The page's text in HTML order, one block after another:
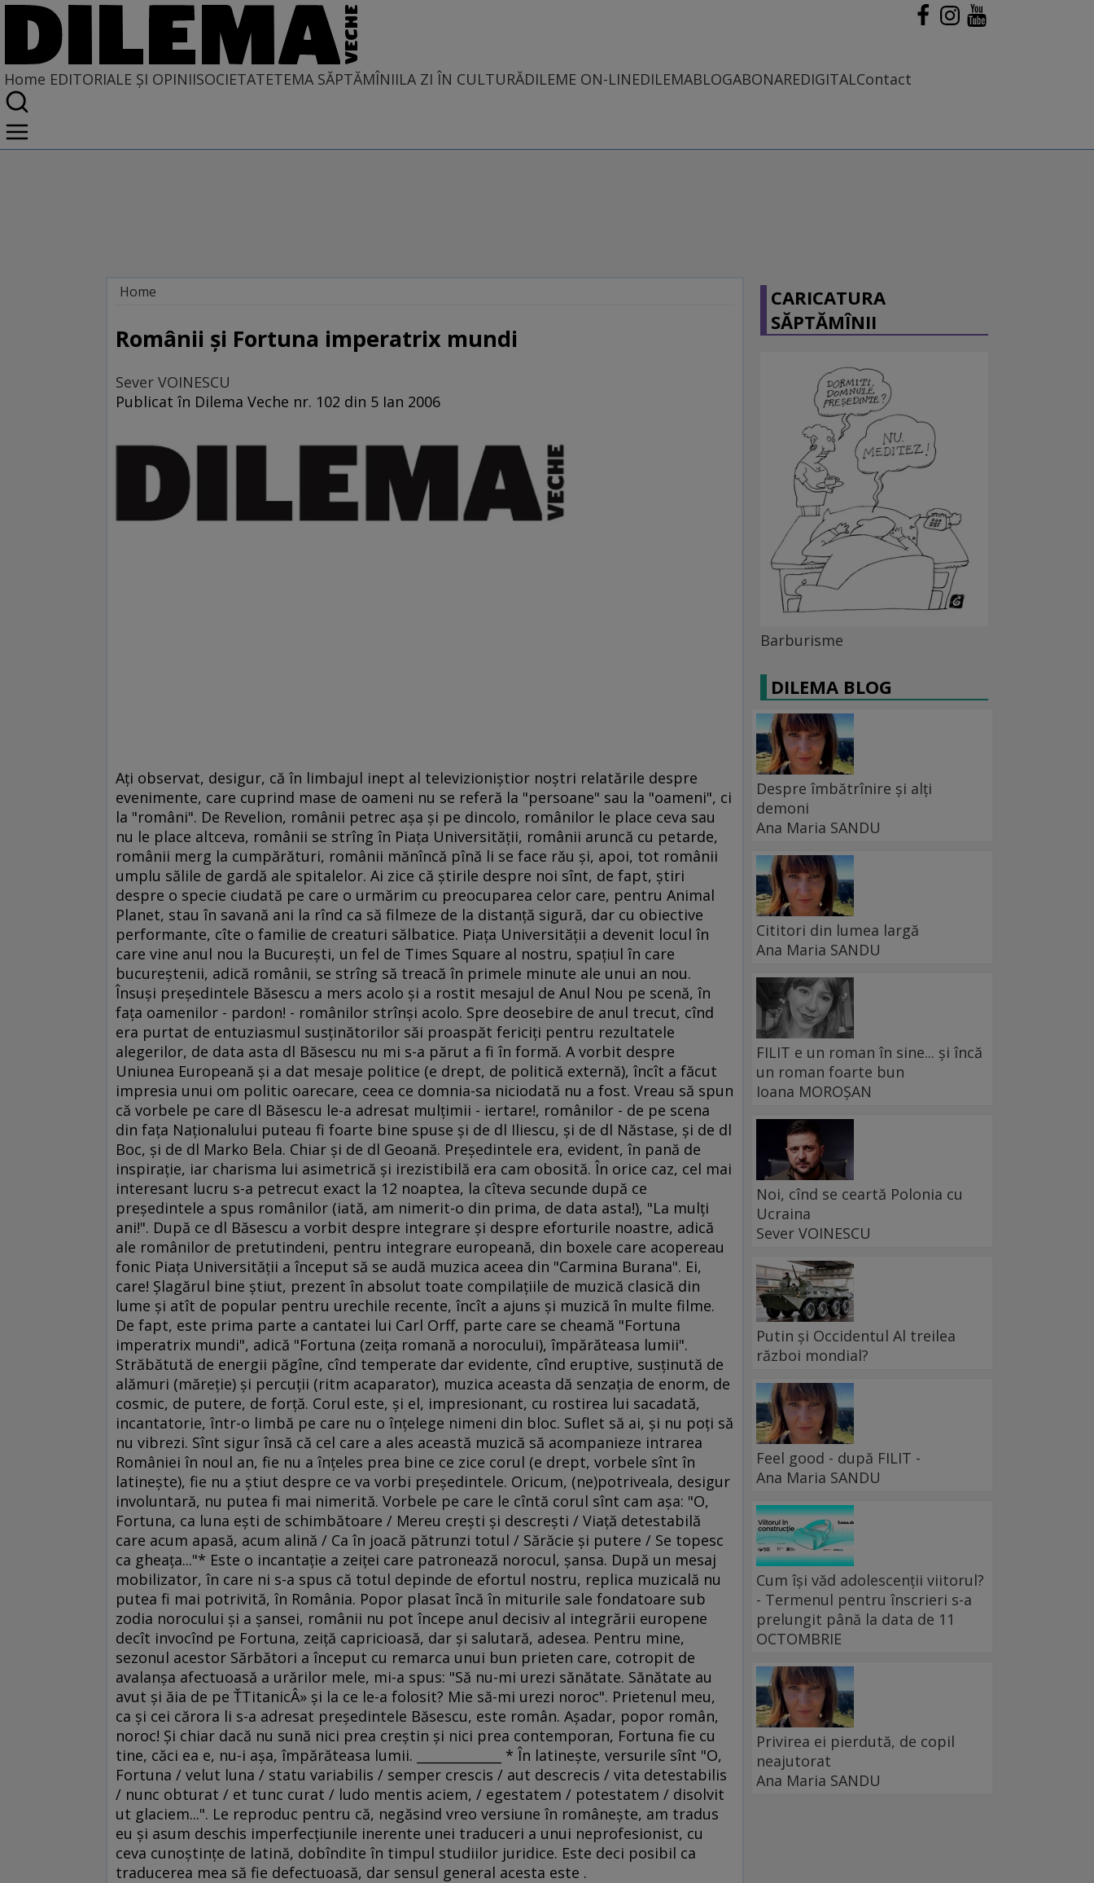
Home EDITORIALE ȘI OPINIISOCIETATETEMA SĂPTĂMÎNIILA ZI ÎN CULTURĂDILEME ON-LINEDILEMABLOGABONAREDIGITALContact
Home
PE CE LUME TRĂIM
Românii şi Fortuna imperatrix mundi
Sever VOINESCU
Publicat în Dilema Veche nr. 102 din 5 Ian 2006
Aţi observat, desigur, că în limbajul inept al televizioniştior noştri relatările despre
evenimente, care cuprind mase de oameni nu se referă la "persoane" sau la "oameni", ci
la "români". De Revelion, românii petrec aşa şi pe dincolo, românilor le place ceva sau
nu le place altceva, românii se strîng în Piaţa Universităţii, românii aruncă cu petarde,
românii merg la cumpărături, românii mănîncă pînă li se face rău şi, apoi, tot românii
umplu sălile de gardă ale spitalelor. Ai zice că ştirile despre noi sînt, de fapt, ştiri
despre o specie ciudată pe care o urmărim cu preocuparea celor care, pentru Animal
Planet, stau în savană ani la rînd ca să filmeze de la distanţă sigură, dar cu obiective
performante, cîte o familie de creaturi sălbatice. Piaţa Universităţii a devenit locul în
care vine anul nou la Bucureşti, un fel de Times Square al nostru, spaţiul în care
bucureştenii, adică românii, se strîng să treacă în primele minute ale unui an nou.
Însuşi preşedintele Băsescu a mers acolo şi a rostit mesajul de Anul Nou pe scenă, în
faţa oamenilor - pardon! - românilor strînşi acolo. Spre deosebire de anul trecut, cînd
era purtat de entuziasmul susţinătorilor săi proaspăt fericiţi pentru rezultatele
alegerilor, de data asta dl Băsescu nu mi s-a părut a fi în formă. A vorbit despre
Uniunea Europeană şi a dat mesaje politice (e drept, de politică externă), încît a făcut
impresia unui om politic oarecare, ceea ce domnia-sa niciodată nu a fost. Vreau să spun
că vorbele pe care dl Băsescu le-a adresat mulţimii - iertare!, românilor - de pe scena
din faţa Naţionalului puteau fi foarte bine spuse şi de dl Iliescu, şi de dl Năstase, şi de dl
Boc, şi de dl Marko Bela. Chiar şi de dl Geoană. Preşedintele era, evident, în pană de
inspiraţie, iar charisma lui asimetrică şi irezistibilă era cam obosită. În orice caz, cel mai
interesant lucru s-a petrecut exact la 12 noaptea, la cîteva secunde după ce
preşedintele a spus românilor (iată, am nimerit-o din prima, de data asta!), "La mulţi
ani!". După ce dl Băsescu a vorbit despre integrare şi despre eforturile noastre, adică
ale românilor de pretutindeni, pentru integrare europeană, din boxele care acopereau
fonic Piaţa Universităţii a început să se audă muzica aceea din "Carmina Burana". Ei,
care! Şlagărul bine ştiut, prezent în absolut toate compilaţiile de muzică clasică din
lume şi atît de popular pentru urechile recente, încît a ajuns şi muzică în multe filme.
De fapt, este prima parte a cantatei lui Carl Orff, parte care se cheamă "Fortuna
imperatrix mundi", adică "Fortuna (zeiţa romană a norocului), împărăteasa lumii".
Străbătută de energii păgîne, cînd temperate dar evidente, cînd eruptive, susţinută de
alămuri (măreţie) şi percuţii (ritm acaparator), muzica aceasta dă senzaţia de enorm, de
cosmic, de putere, de forţă. Corul este, şi el, impresionant, cu rostirea lui sacadată,
incantatorie, într-o limbă pe care nu o înţelege nimeni din bloc. Suflet să ai, şi nu poţi să
nu vibrezi. Sînt sigur însă că cel care a ales această muzică să acompanieze intrarea
României în noul an, fie nu a înţeles prea bine ce zice corul (e drept, vorbele sînt în
latineşte), fie nu a ştiut despre ce va vorbi preşedintele. Oricum, (ne)potriveala, desigur
involuntară, nu putea fi mai nimerită. Vorbele pe care le cîntă corul sînt cam aşa: "O,
Fortuna, ca luna eşti de schimbătoare / Mereu creşti şi descreşti / Viaţă detestabilă
care acum apasă, acum alină / Ca în joacă pătrunzi totul / Sărăcie şi putere / Se topesc
ca gheaţa..."* Este o incantaţie a zeiţei care patronează norocul, şansa. După un mesaj
mobilizator, în care ni s-a spus că totul depinde de efortul nostru, replica muzicală nu
putea fi mai potrivită, în România. Popor plasat încă în miturile sale fondatoare sub
zodia norocului şi a şansei, românii nu pot începe anul decisiv al integrării europene
decît invocînd pe Fortuna, zeiţă capricioasă, dar şi salutară, adesea. Pentru mine,
sezonul acestor Sărbători a început cu remarca unui bun prieten care, cotropit de
avalanşa afectuoasă a urărilor mele, mi-a spus: "Să nu-mi urezi sănătate. Sănătate au
avut şi ăia de pe ŤTitanicÂ» şi la ce le-a folosit? Mie să-mi urezi noroc". Prietenul meu,
ca şi cei cărora li s-a adresat preşedintele Băsescu, este român. Aşadar, popor român,
noroc! Şi chiar dacă nu sună nici prea creştin şi nici prea contemporan, Fortuna fie cu
tine, căci ea e, nu-i aşa, împărăteasa lumii. _____________ * În latineşte, versurile sînt "O,
Fortuna / velut luna / statu variabilis / semper crescis / aut descrecis / vita detestabilis
/ nunc obturat / et tunc curat / ludo mentis aciem, / egestatem / potestatem / disolvit
ut glaciem...". Le reproduc pentru că, negăsind vreo versiune în româneşte, am tradus
eu şi asum deschis imperfecţiunile inerente unei traduceri a unui neprofesionist, cu
ceva cunoştinţe de latină, dobîndite în timpul studiilor juridice. Este deci posibil ca
traducerea mea să fie defectuoasă, dar sensul general acesta este .
CARICATURA
SĂPTĂMÎNII
Barburisme
DILEMA BLOG
Despre îmbătrînire și alți
demoni
Ana Maria SANDU
Cititori din lumea largă
Ana Maria SANDU
FILIT e un roman în sine... și încă
un roman foarte bun
Ioana MOROȘAN
Noi, cînd se ceartă Polonia cu
Ucraina
Sever VOINESCU
Putin și Occidentul Al treilea
război mondial?
Feel good - după FILIT -
Ana Maria SANDU
Cum își văd adolescenții viitorul?
- Termenul pentru înscrieri s-a
prelungit până la data de 11
OCTOMBRIE
Privirea ei pierdută, de copil
neajutorat
Ana Maria SANDU